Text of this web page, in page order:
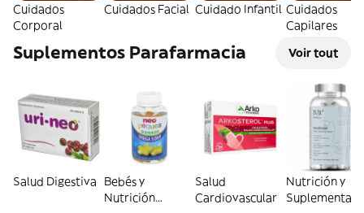
Cuidados
Corporal
Cuidados Facial Cuidado Infantil Cuidados
Capilares
Suplementos Parafarmacia Voir tout
Salud Digestiva
Bebés y
Nutrición
Salud
Cardiovascular
Nutrición y